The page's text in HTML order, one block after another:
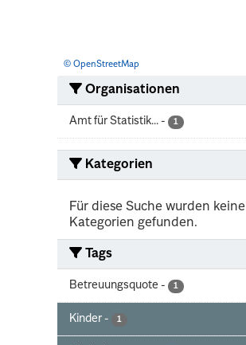
© OpenStreetMap
Organisationen
Amt für Statistik... - 1
Kategorien
Für diese Suche wurden keine
Kategorien gefunden.
Tags
Betreuungsquote - 1
Kinder - 1